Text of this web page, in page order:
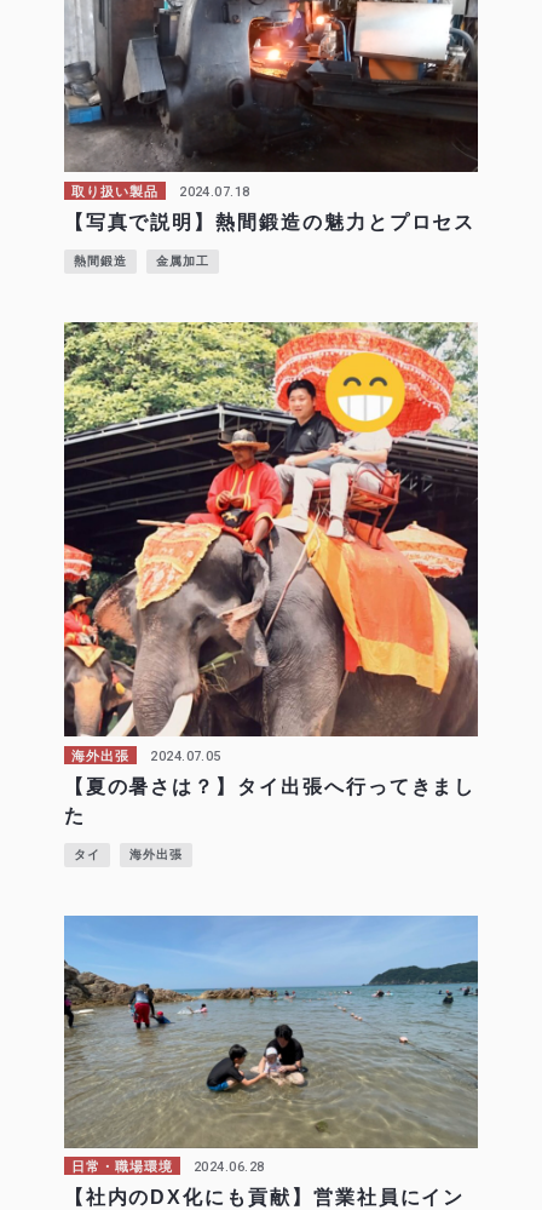
取り扱い製品 2024.07.18
【写真で説明】熱間鍛造の魅力とプロセス
熱間鍛造 金属加工
海外出張 2024.07.05
【夏の暑さは？】タイ出張へ行ってきまし
た
タイ 海外出張
日常・職場環境 2024.06.28
【社内のDX化にも貢献】営業社員にイン